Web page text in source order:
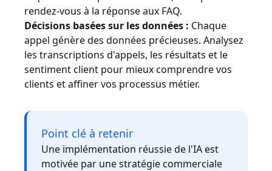
rendez-vous à la réponse aux FAQ.
Décisions basées sur les données : Chaque
appel génère des données précieuses. Analysez
les transcriptions d'appels, les résultats et le
sentiment client pour mieux comprendre vos
clients et affiner vos processus métier.
Point clé à retenir
Une implémentation réussie de l'IA est
motivée par une stratégie commerciale